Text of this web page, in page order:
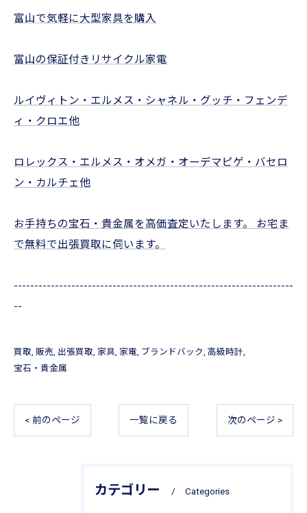
富山で気軽に大型家具を購入
富山の保証付きリサイクル家電
ルイヴィトン・エルメス・シャネル・グッチ・フェンデ
ィ・クロエ他
ロレックス・エルメス・オメガ・オーデマピゲ・バセロ
ン・カルチェ他
お手持ちの宝石・貴金属を高価査定いたします。 お宅ま
で無料で出張買取に伺います。
--------------------------------------------------------------------
--
買取 販売 出張買取 家具 家電 ブランドバック 高級時計
宝石・貴金属
< 前のページ 一覧に戻る 次のページ >
カテゴリー Categories